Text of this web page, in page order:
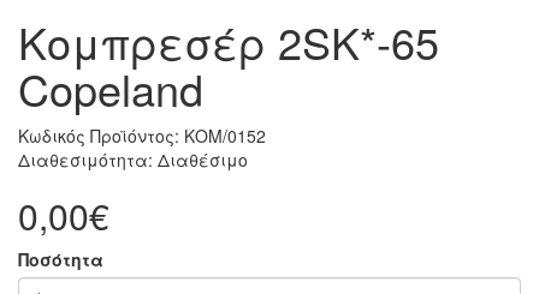
Κομπρεσέρ 2SK*-65
Copeland
Κωδικός Προϊόντος: ΚΟΜ/0152
Διαθεσιμότητα: Διαθέσιμο
0,00€
Ποσότητα